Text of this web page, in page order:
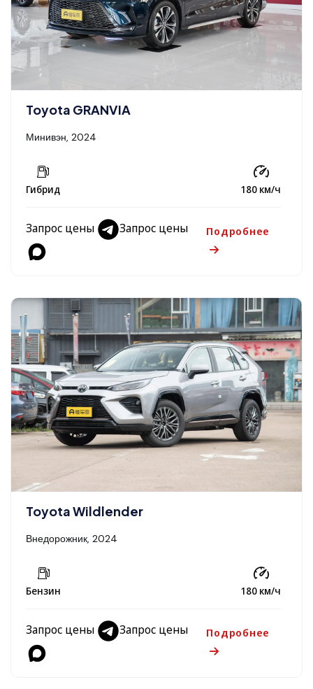
Toyota GRANVIA
Минивэн, 2024
Гибрид 180 км/ч
Запрос цены Запрос цены Подробнее
Toyota Wildlender
Внедорожник, 2024
Бензин 180 км/ч
Запрос цены Запрос цены Подробнее